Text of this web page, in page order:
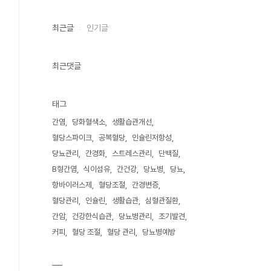
최근글 인기글
최근댓글
태그
간염 당화혈색소
생활습관개선
혈당스파이크
공복혈당
인슐린저항성
당뇨관리
간경화 스트레스관리
단백질
B형간염
식이섬유 간건강 당뇨병
당뇨
항바이러스제
혈당조절
간경변증
혈당관리
인슐린 생활습관
심혈관질환
간암
건강한식습관 당뇨병관리
조기발견
커피
혈당 조절 혈당 관리 당뇨병예방